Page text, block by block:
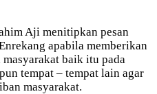
Aji menitipkan pesan
apabila memberikan
masyarakat baik itu pada
tempat – tempat lain agar
masyarakat.